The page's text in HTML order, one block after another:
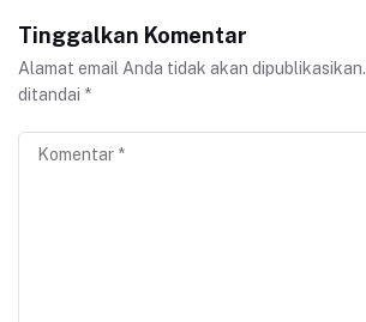
Tinggalkan Komentar
Alamat email Anda tidak akan dipublikasikan.
ditandai *